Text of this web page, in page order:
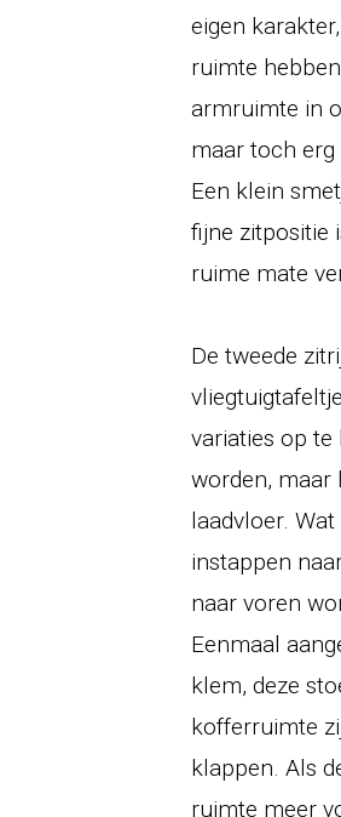
eigen
ruimte
armruimte in
maar toch
Een klein
fijne zitpositie
ruime mate
De tweede
variaties op te
worden, maar
laadvloer.
instappen
naar voren
Eenmaal
klem, deze
kofferruimte
klappen. Als
ruimte meer